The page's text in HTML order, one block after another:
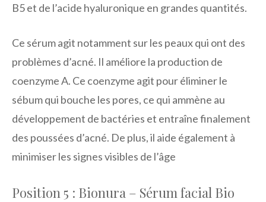
B5 et de l’acide hyaluronique en grandes quantités.
Ce sérum agit notamment sur les peaux qui ont des
problèmes d’acné. Il améliore la production de
coenzyme A. Ce coenzyme agit pour éliminer le
sébum qui bouche les pores, ce qui ammène au
développement de bactéries et entraîne finalement
des poussées d’acné. De plus, il aide également à
minimiser les signes visibles de l’âge
Position 5 : Bionura – Sérum facial Bio